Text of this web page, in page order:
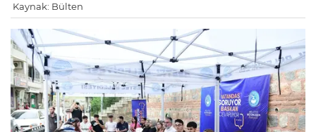
Kaynak: Bülten